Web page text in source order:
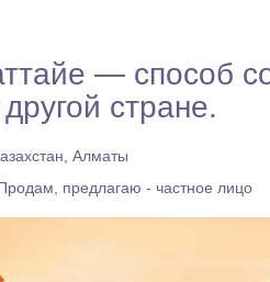
— способ
стране.
Алматы
предлагаю - частное лицо